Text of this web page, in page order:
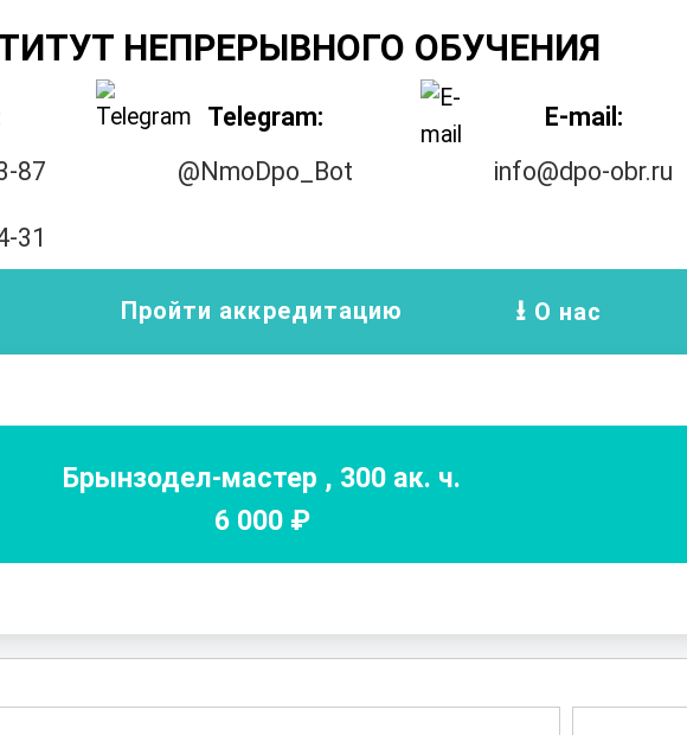
НЕПРЕРЫВНОГО ОБУЧЕНИЯ
87
31
Telegram:
@NmoDpo_Bot
E-mail:
info@dpo-obr.ru
Пройти аккредитацию О нас
Брынзодел-мастер , 300 ак. ч.
6 000₽